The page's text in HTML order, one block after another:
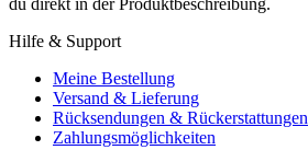
du direkt in der Produktbeschreibung.
Hilfe & Support
Meine Bestellung
Versand & Lieferung
Rücksendungen & Rückerstattungen
Zahlungsmöglichkeiten